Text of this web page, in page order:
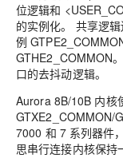
位逻辑和
的实例化。 共享逻
例
GTHE2_COMMON
口的去抖动逻辑。
Aurora 8B/10B 内核
GTXE2_COMMON/
7000 和 7 系列器件
思串行连接内核保持